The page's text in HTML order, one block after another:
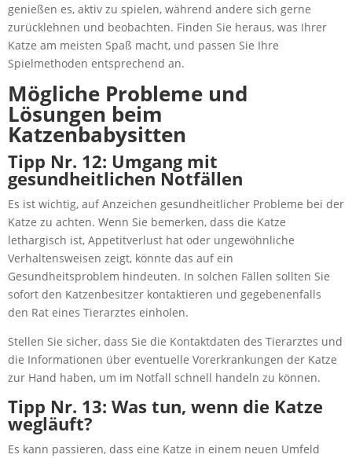
genießen es, aktiv zu spielen, während andere sich gerne
zurücklehnen und beobachten. Finden Sie heraus, was Ihrer
Katze am meisten Spaß macht, und passen Sie Ihre
Spielmethoden entsprechend an.
Mögliche Probleme und
Lösungen beim
Katzenbabysitten
Tipp Nr. 12: Umgang mit
gesundheitlichen Notfällen
Es ist wichtig, auf Anzeichen gesundheitlicher Probleme bei der
Katze zu achten. Wenn Sie bemerken, dass die Katze
lethargisch ist, Appetitverlust hat oder ungewöhnliche
Verhaltensweisen zeigt, könnte das auf ein
Gesundheitsproblem hindeuten. In solchen Fällen sollten Sie
sofort den Katzenbesitzer kontaktieren und gegebenenfalls
den Rat eines Tierarztes einholen.
Stellen Sie sicher, dass Sie die Kontaktdaten des Tierarztes und
die Informationen über eventuelle Vorerkrankungen der Katze
zur Hand haben, um im Notfall schnell handeln zu können.
Tipp Nr. 13: Was tun, wenn die Katze
wegläuft?
Es kann passieren, dass eine Katze in einem neuen Umfeld